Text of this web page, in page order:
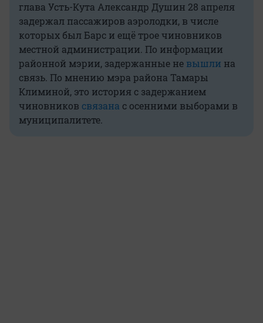
глава Усть-Кута Александр Душин 28 апреля
задержал пассажиров аэролодки, в числе
которых был Барс и ещё трое чиновников
местной администрации. По информации
районной мэрии, задержанные не вышли на
связь. По мнению мэра района Тамары
Климиной, это история с задержанием
чиновников связана с осенними выборами в
муниципалитете.